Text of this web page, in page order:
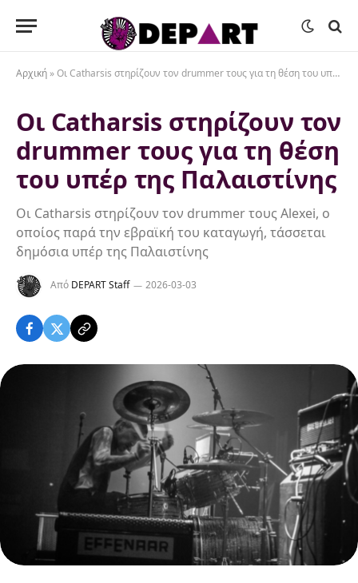
Αρχική »Οι Catharsis στηρίζουν τον drummer τους για τη θέση του υπέρ της Παλαιστίνης
Οι Catharsis στηρίζουν τον
drummer τους για τη θέση
του υπέρ της Παλαιστίνης
Οι Catharsis στηρίζουν τον drummer τους Alexei, ο
οποίος παρά την εβραϊκή του καταγωγή, τάσσεται
δημόσια υπέρ της Παλαιστίνης
Από DEPART Staff 2026-03-03